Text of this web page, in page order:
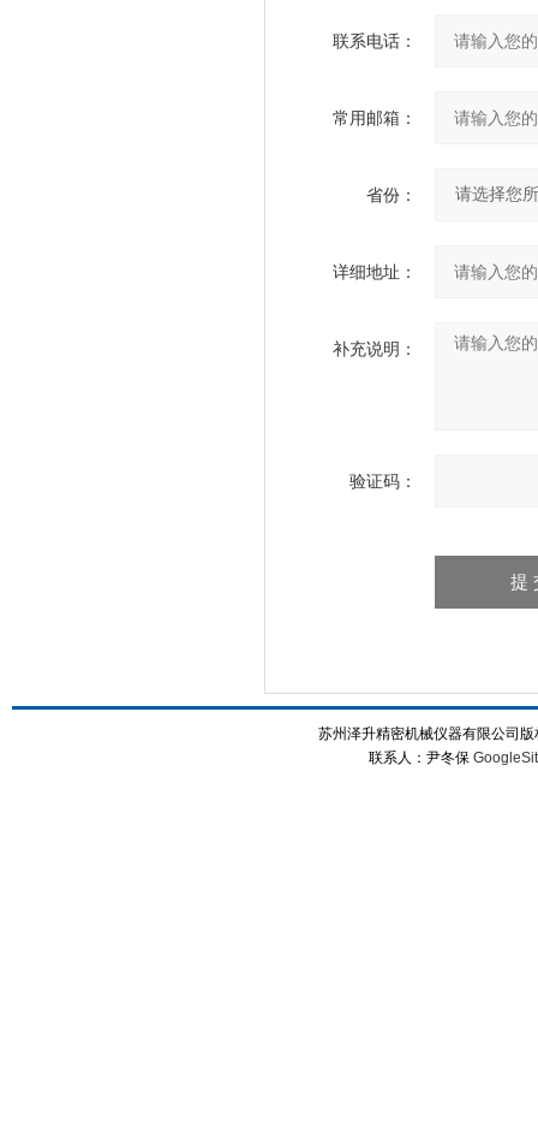
联系电话：
常用邮箱：
省份：
详细地址：
补充说明：
验证码：
苏州泽升精密机械仪器有限公司
联系人：尹冬保